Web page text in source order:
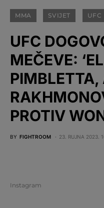
MMA SVIJET UFC
UFC
MEČEVE:
PIMBLETTA,
PROTIV
BY FIGHTROOM 23. RUJNA 2023.
Instagram